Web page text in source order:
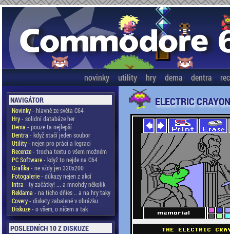
novinky utility hry dema dentra
NAVIGÁTOR
Novinky- hlavně ze světa C64
Hry- solidní databáze her
Dema - pouze ta nejlepší
Dentra - když stačí jeden soubor
Utility- nejen pro práci a legraci
Recenze- trocha textu o všem možném
PC Software- když to nejde na C64
Grafika - ne vždy jen 320x200
Fotogalerie- důkazy nejen z akcí
Intra - ty začátky! ... a mnohdy několik
Reklama - na ticho dňies .. a na hry taky
Covery- diskety zabalené v obrázku
Diskuze- o všem, o ničem a tak
POSLEDNÍCH 10 Z DISKUZE
ELECTRIC